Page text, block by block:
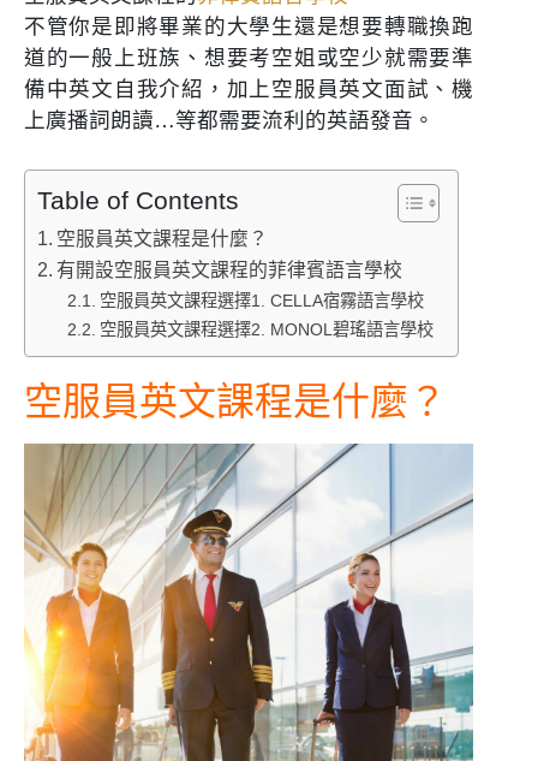
不管你是即將畢業的大學生還是想要轉職換跑
道的一般上班族、想要考空姐或空少就需要準
備中英文自我介紹，加上空服員英文面試、機
上廣播詞朗讀…等都需要流利的英語發音。
Table of Contents
空服員英文課程是什麼？
有開設空服員英文課程的菲律賓語言學校
空服員英文課程選擇1. CELLA宿霧語言學校
空服員英文課程選擇2. MONOL碧瑤語言學校
空服員英文課程是什麼？